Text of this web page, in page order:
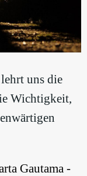
uns die
Wichtigkeit,
Gautama -